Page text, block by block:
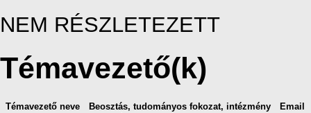
NEM RÉSZLETEZETT
Témavezető(k)
Témavezető neve Beosztás, tudományos fokozat, intézmény
Email